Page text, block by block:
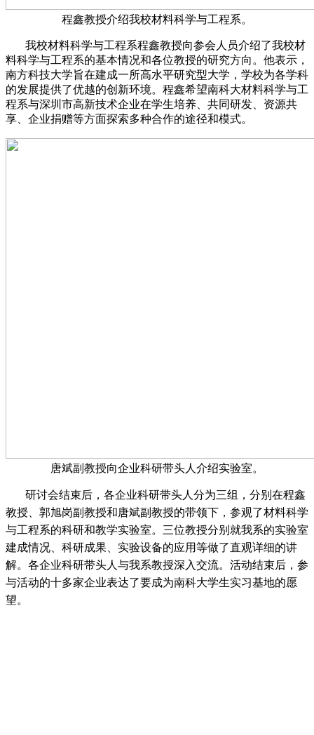
程鑫教授介绍我校材料科学与工程系。
我校材料科学与工程系程鑫教授向参会人员介绍了我校材
料科学与工程系的基本情况和各位教授的研究方向。他表示，
南方科技大学旨在建成一所高水平研究型大学，学校为各学科
的发展提供了优越的创新环境。程鑫希望南科大材料科学与工
程系与深圳市高新技术企业在学生培养、共同研发、资源共
享、企业捐赠等方面探索多种合作的途径和模式。
唐斌副教授向企业科研带头人介绍实验室。
研讨会结束后，各企业科研带头人分为三组，分别在程鑫
教授、郭旭岗副教授和唐斌副教授的带领下，参观了材料科学
与工程系的科研和教学实验室。三位教授分别就我系的实验室
建成情况、科研成果、实验设备的应用等做了直观详细的讲
解。各企业科研带头人与我系教授深入交流。活动结束后，参
与活动的十多家企业表达了要成为南科大学生实习基地的愿
望。